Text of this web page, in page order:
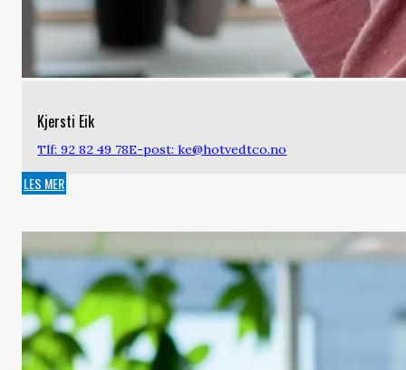
Kjersti Eik
Tlf: 92 82 49 78E-post: ke@hotvedtco.no
LES MER